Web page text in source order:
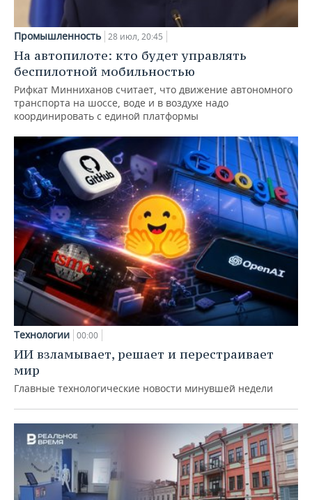
Промышленность 28 июл, 20:45
На автопилоте: кто будет управлять
беспилотной мобильностью
Рифкат Минниханов считает, что движение автономного
транспорта на шоссе, воде и в воздухе надо
координировать с единой платформы
Технологии 00:00
ИИ взламывает, решает и перестраивает
мир
Главные технологические новости минувшей недели